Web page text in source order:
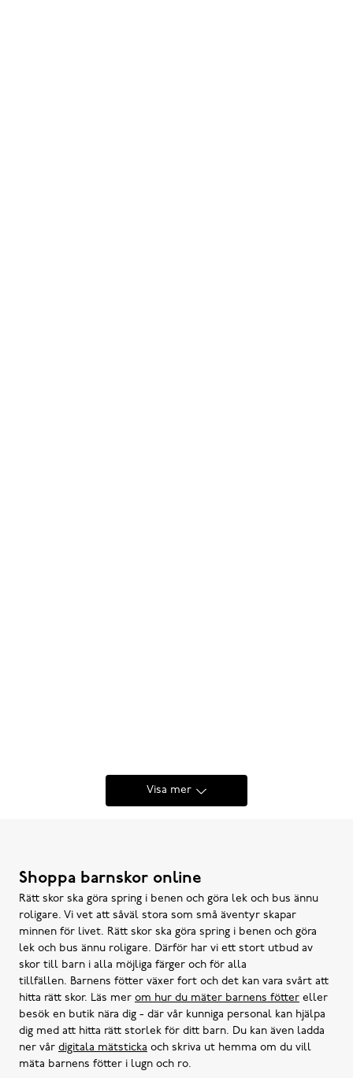
Visa mer
Shoppa barnskor online
Rätt skor ska göra spring i benen och göra lek och bus ännu
roligare. Vi vet att såväl stora som små äventyr skapar
minnen för livet. Rätt skor ska göra spring i benen och göra
lek och bus ännu roligare. Därför har vi ett stort utbud av
skor till barn i alla möjliga färger och för alla
tillfällen. Barnens fötter växer fort och det kan vara svårt att
hitta rätt skor. Läs mer om hur du mäter barnens fötter eller
besök en butik nära dig - där vår kunniga personal kan hjälpa
dig med att hitta rätt storlek för ditt barn. Du kan även ladda
ner vår digitala mätsticka och skriva ut hemma om du vill
mäta barnens fötter i lugn och ro.